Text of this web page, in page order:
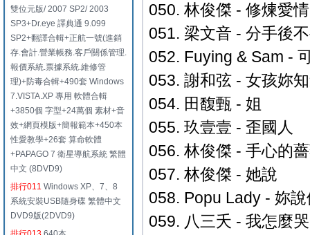
雙位元版/ 2007 SP2/ 2003
SP3+Dr.eye 譯典通 9.099
SP2+翻譯合輯+正航一號(進銷
存.會計.營業帳務.客戶關係管理.
報價系統.票據系統.維修管
理)+防毒合輯+490套 Windows
7.VISTA.XP 專用 軟體合輯
+3850個 字型+24萬個 素材+音
效+網頁模版+簡報範本+450本
性愛教學+26套 算命軟體
+PAPAGO 7 衛星導航系統 繁體
中文 (8DVD9)
排行011 Windows XP、7、8
系統安裝USB隨身碟 繁體中文
DVD9版(2DVD9)
050. 林俊傑 - 修煉愛情
051. 梁文音 - 分手後
052. Fuying & Sam -
053. 謝和弦 - 女孩妳
054. 田馥甄 - 姐
055. 玖壹壹 - 歪國人
056. 林俊傑 - 手心的
057. 林俊傑 - 她說
058. Popu Lady - 妳說
059. 八三夭 - 我怎麼